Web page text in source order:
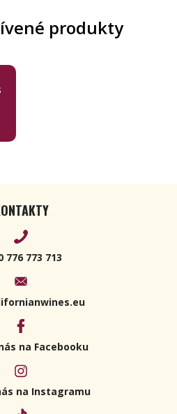
produkty
776 773 713
na Facebooku
na Instagramu